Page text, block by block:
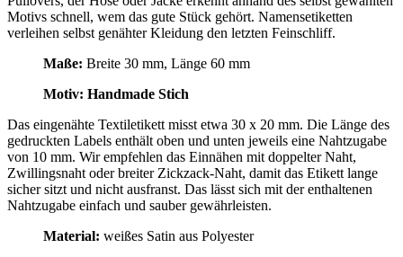
Motivs schnell, wem das gute Stück gehört. Namensetiketten
verleihen selbst genähter Kleidung den letzten Feinschliff.
Maße: Breite 30 mm, Länge 60 mm
Motiv: Handmade Stich
Das eingenähte Textiletikett misst etwa 30 x 20 mm. Die Länge des
gedruckten Labels enthält oben und unten jeweils eine Nahtzugabe
von 10 mm. Wir empfehlen das Einnähen mit doppelter Naht,
Zwillingsnaht oder breiter Zickzack-Naht, damit das Etikett lange
sicher sitzt und nicht ausfranst. Das lässt sich mit der enthaltenen
Nahtzugabe einfach und sauber gewährleisten.
Material: weißes Satin aus Polyester